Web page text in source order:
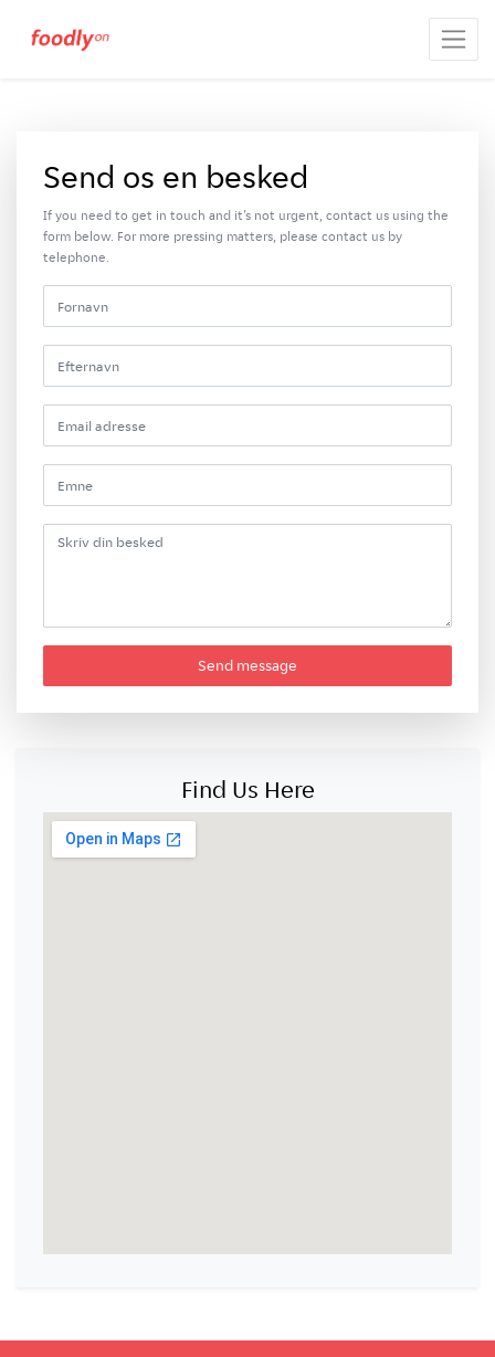
Send os en besked
If you need to get in touch and it’s not urgent, contact us using the
form below. For more pressing matters, please contact us by
telephone.
Send message
Find Us Here